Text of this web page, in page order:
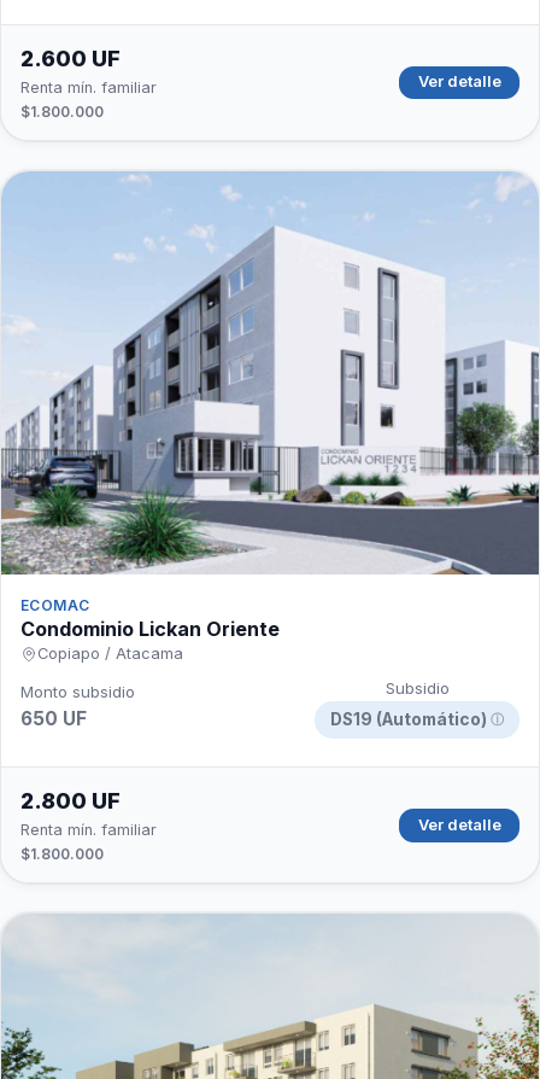
2.600 UF
Renta mín. familiar
$1.800.000
Ver detalle
ECOMAC
Condominio Lickan Oriente
Copiapo / Atacama
Monto subsidio
650 UF
Subsidio
DS19 (Automático) ⓘ
2.800 UF
Renta mín. familiar
$1.800.000
Ver detalle